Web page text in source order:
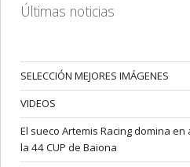
Últimas noticias
SELECCIÓN MEJORES IMÁGENES
VIDEOS
El sueco Artemis Racing domina
la 44 CUP de Baiona